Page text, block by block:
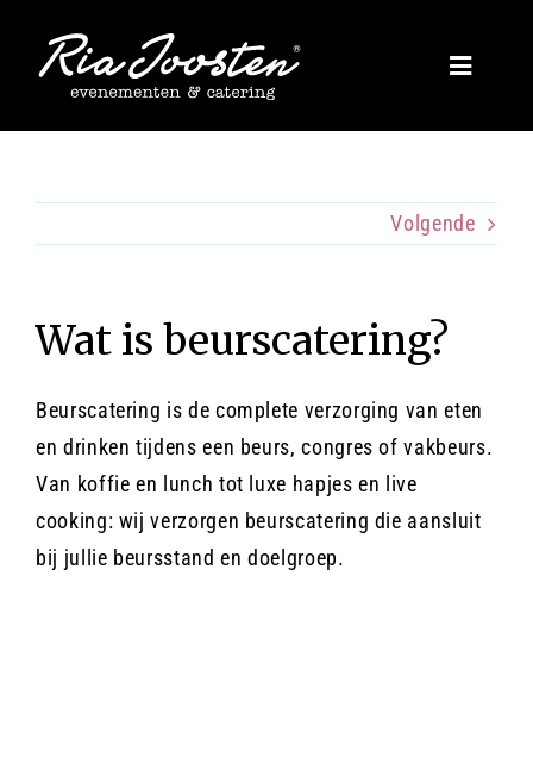
Toggle
Evenementen
Zakelijk
Over ons
Blogs
Volgende
Wat is beurscatering?
Beurscatering is de complete verzorging van eten
en drinken tijdens een beurs, congres of vakbeurs.
Van koffie en lunch tot luxe hapjes en live
cooking: wij verzorgen beurscatering die aansluit
bij jullie beursstand en doelgroep.